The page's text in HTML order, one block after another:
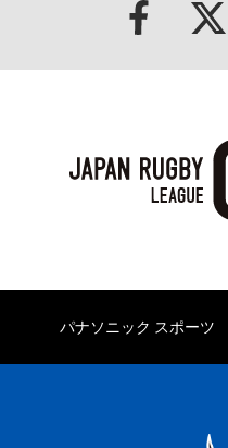
パナソニック スポーツ